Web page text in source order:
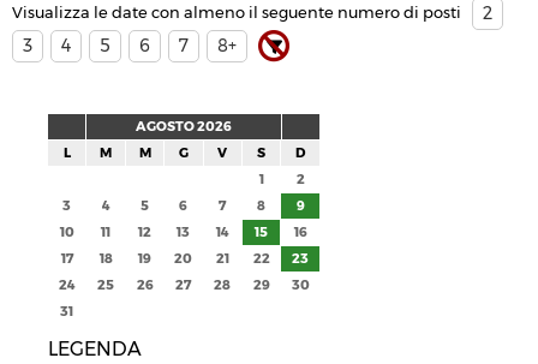
Visualizza le date con almeno il seguente numero di posti
2
3
4 5 6 7 8+
AGOSTO 2026
L
M M G V S
D
1
2
3
4 5 6 7 8
9
10
11 12 13 14 15
16
17
18 19 20 21 22
23
24
25 26 27 28 29
30
31
LEGENDA